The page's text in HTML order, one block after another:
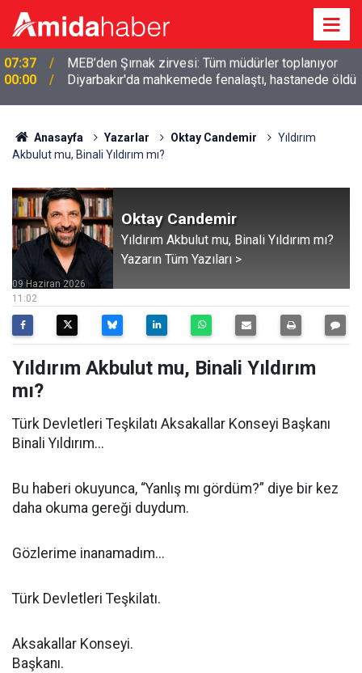
00:00 Diyarbakır'da mahkemede fenalaştı, hastanede öldü
Anasayfa Yazarlar Oktay Candemir
Yıldırım
Akbulut mu, Binali Yıldırım mı?
Oktay Candemir
Yıldırım Akbulut mu, Binali Yıldırım mı?
Yazarın Tüm Yazıları >
11:02
09 Haziran 2026
Yıldırım Akbulut mu, Binali Yıldırım
mı?
Türk Devletleri Teşkilatı Aksakallar Konseyi Başkanı
Binali Yıldırım...
Bu haberi okuyunca, “Yanlış mı gördüm?” diye bir kez
daha okuma gereği duydum.
Gözlerime inanamadım...
Türk Devletleri Teşkilatı.
Aksakallar Konseyi.
Başkanı.